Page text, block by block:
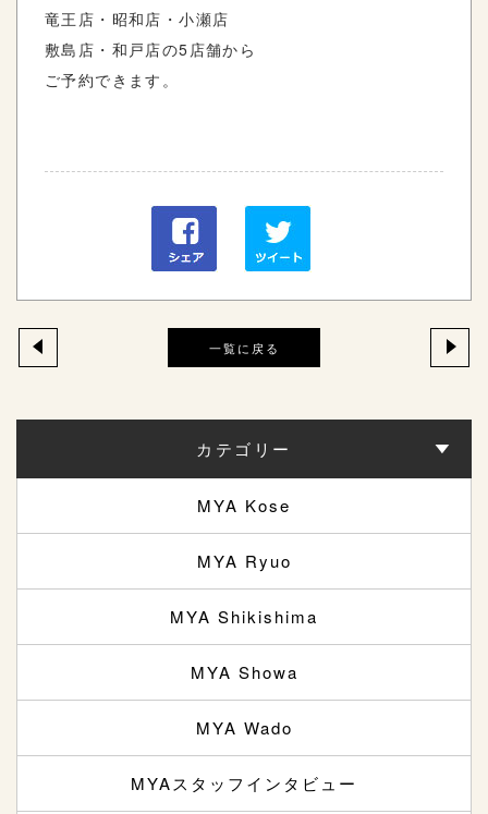
竜王店・昭和店・小瀬店
敷島店・和戸店の5店舗から
ご予約できます。
一覧に戻る
カテゴリー
MYA Kose
MYA Ryuo
MYA Shikishima
MYA Showa
MYA Wado
MYAスタッフインタビュー